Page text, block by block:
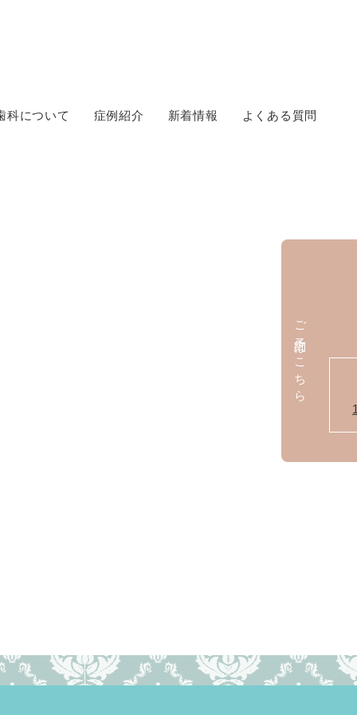
科について 症例紹介 新着情報 よくある質問
ご予約はこちら